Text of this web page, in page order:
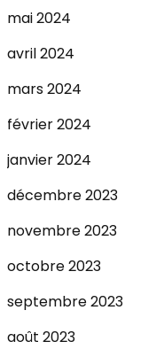
mai 2024
avril 2024
mars 2024
février 2024
janvier 2024
décembre 2023
novembre 2023
octobre 2023
septembre 2023
août 2023